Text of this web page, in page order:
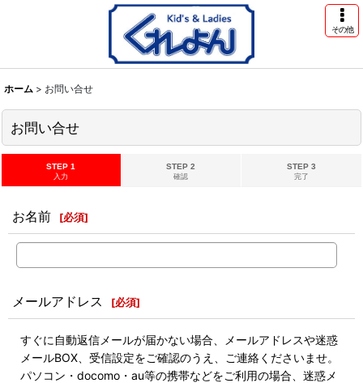
その他
ホーム > お問い合せ
お問い合せ
STEP 1
入力
STEP 2
確認
STEP 3
完了
お名前 [必須]
メールアドレス [必須]
すぐに自動返信メールが届かない場合、メールアドレスや迷惑
メールBOX、受信設定をご確認のうえ、ご連絡くださいませ。
パソコン・docomo・au等の携帯などをご利用の場合、迷惑メ